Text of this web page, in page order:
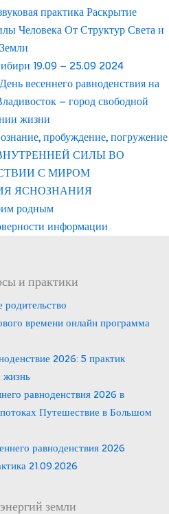
практика Раскрытие
Человека От Структур Света и
19.09 – 25.09 2024
весеннего равноденствия на
– город свободной
жизни
пробуждение, погружение
СИЛЫ ВО
С МИРОМ
ЯСНОЗНАНИЯ
родным
информации
и практики
родительство
времени онлайн программа
2026: 5 практик
равноденствия 2026 в
Путешествие в Большом
равноденствия 2026
21.09.2026
земли